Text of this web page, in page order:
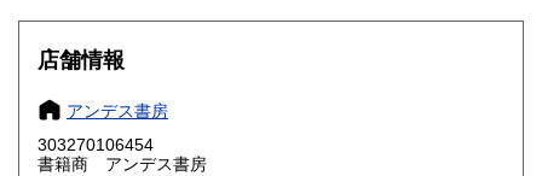
大阪府
奈良県
鳥取県
店舗情報
アンデス書房
303270106454
書籍商 アンデス書房